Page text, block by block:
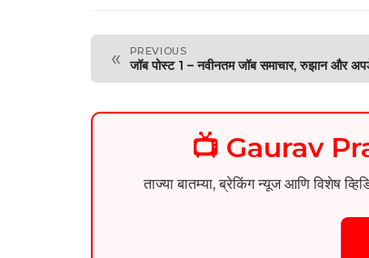
« PREVIOUS
जॉब पोस्ट 1 – नवीनतम जॉब समाचार, रुझान और
📺 Gaurav
ताज्या बातम्या, ब्रेकिंग न्यूज आणि विशेष